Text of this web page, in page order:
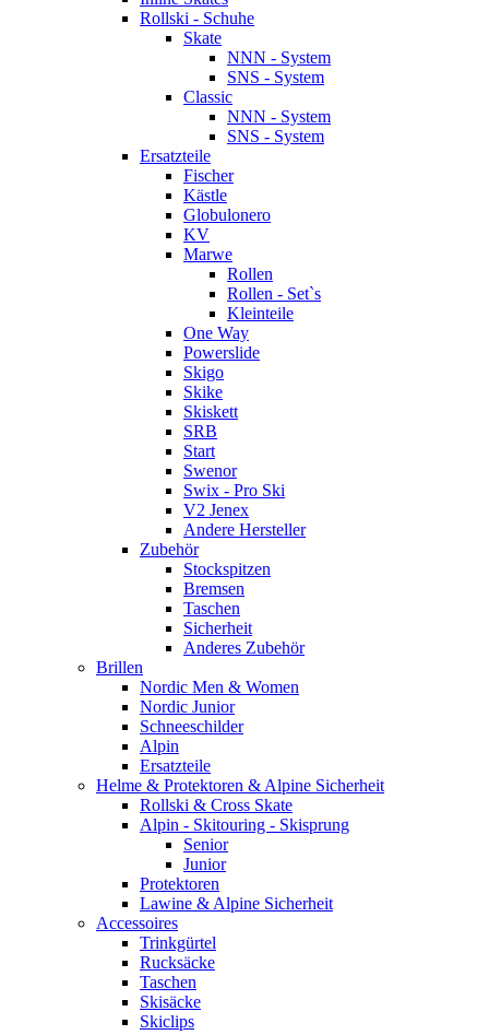
Rollski - Schuhe
Skate
NNN - System
SNS - System
Classic
NNN - System
SNS - System
Ersatzteile
Fischer
Kästle
Globulonero
KV
Marwe
Rollen
Rollen - Set`s
Kleinteile
One Way
Powerslide
Skigo
Skike
Skiskett
SRB
Start
Swenor
Swix - Pro Ski
V2 Jenex
Andere Hersteller
Zubehör
Stockspitzen
Bremsen
Taschen
Sicherheit
Anderes Zubehör
Brillen
Nordic Men & Women
Nordic Junior
Schneeschilder
Alpin
Ersatzteile
Helme & Protektoren & Alpine Sicherheit
Rollski & Cross Skate
Alpin - Skitouring - Skisprung
Senior
Junior
Protektoren
Lawine & Alpine Sicherheit
Accessoires
Trinkgürtel
Rucksäcke
Taschen
Skisäcke
Skiclips